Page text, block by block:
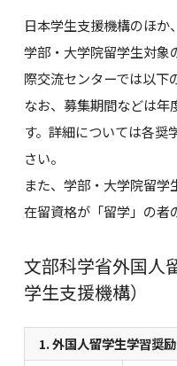
日本学生支援機構のほ
学部・大学院留学生対象
際交流センターでは以下
なお、募集期間などは年
す。詳細については各奨
さい。
また、学部・大学院留学
在留資格が「留学」の者
文部科学省外国人
学生支援機構）
1. 外国人留学生学習奨